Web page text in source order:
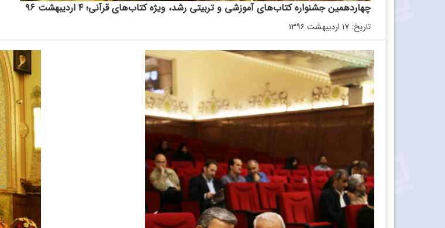
چهاردهمین جشنواره کتاب‌‌های آموزشی و تربیتی رشد، ویژه کتاب‌های قرآنی؛ ۴ اردیبهشت ۹۶
تاریخ: ۱۷ اردیبهشت ۱۳۹۶